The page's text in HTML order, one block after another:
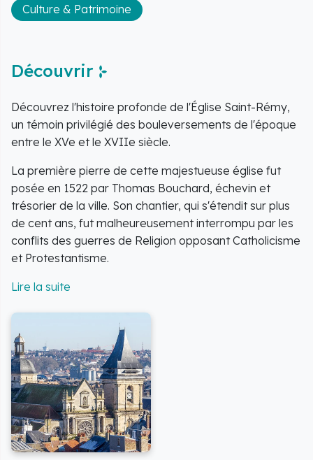
Culture & Patrimoine
Découvrir
Découvrez l'histoire profonde de l'Église Saint-Rémy,
un témoin privilégié des bouleversements de l'époque
entre le XVe et le XVIIe siècle.
La première pierre de cette majestueuse église fut
posée en 1522 par Thomas Bouchard, échevin et
trésorier de la ville. Son chantier, qui s'étendit sur plus
de cent ans, fut malheureusement interrompu par les
conflits des guerres de Religion opposant Catholicisme
et Protestantisme.
L'Église Saint-Rémy illustre parfaitement la mise en
Face à l'influence du protestantisme qui prônait une
sobriété du culte, le pouvoir catholique chercha à
attirer et contrôler les fidèles par l'art et l'architecture.
Au cours du 17e siècle, un retable baroque fut
construit, contribuant à instaurer une relation sensible
au sacré, particulièrement visible dans la chapelle de la
Vierge. Cette œuvre témoigne de la richesse artistique
de l'époque.